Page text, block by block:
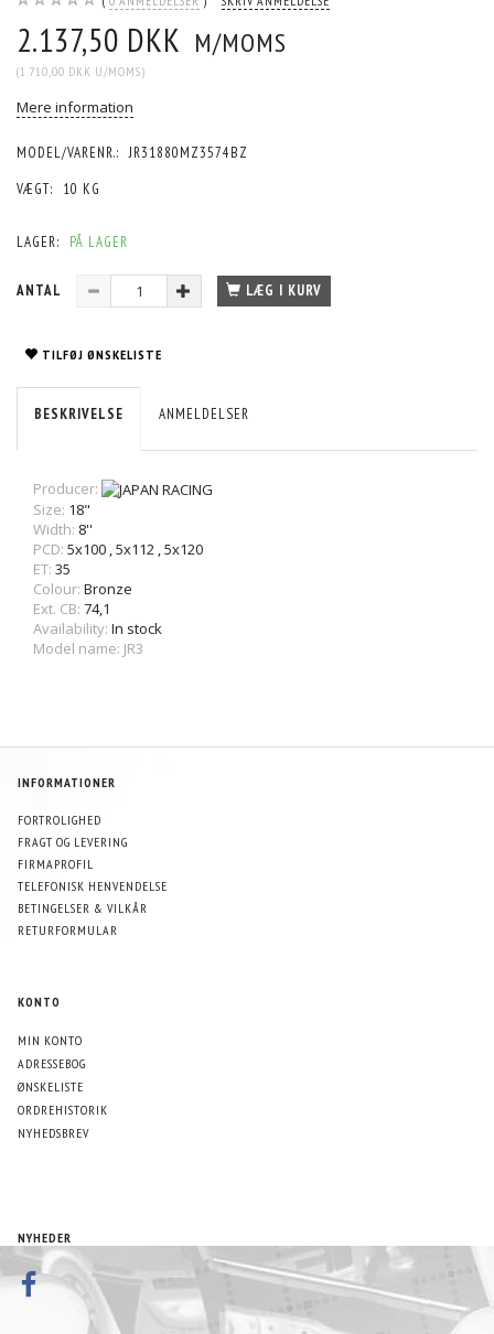
2.137,50 DKK M/MOMS
(1.710,00 DKK U/MOMS)
Mere information
MODEL/VARENR.: JR31880MZ3574BZ
VÆGT:
10 KG
LAGER: PÅ LAGER
ANTAL LÆG I KURV
TILFØJ ØNSKELISTE
BESKRIVELSE ANMELDELSER
Producer:
Size: 18"
Width: 8''
PCD: 5x100 ,5x112 ,5x120
ET: 35
Colour: Bronze
Ext. CB: 74,1
Availability: In stock
Model name: JR3
INFORMATIONER
FORTROLIGHED
FRAGT OG LEVERING
FIRMAPROFIL
TELEFONISK HENVENDELSE
BETINGELSER & VILKÅR
RETURFORMULAR
KONTO
MIN KONTO
ADRESSEBOG
ØNSKELISTE
ORDREHISTORIK
NYHEDSBREV
NYHEDER